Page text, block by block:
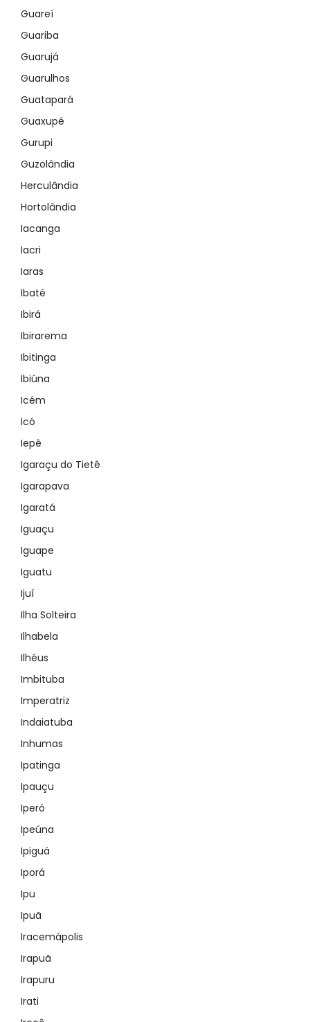
Guareí
Guariba
Guarujá
Guarulhos
Guatapará
Guaxupé
Gurupi
Guzolândia
Herculândia
Hortolândia
Iacanga
Iacri
Iaras
Ibaté
Ibirá
Ibirarema
Ibitinga
Ibiúna
Icém
Icó
Iepê
Igaraçu do Tietê
Igarapava
Igaratá
Iguaçu
Iguape
Iguatu
Ijuí
Ilha Solteira
Ilhabela
Ilhéus
Imbituba
Imperatriz
Indaiatuba
Inhumas
Ipatinga
Ipauçu
Iperó
Ipeúna
Ipiguá
Iporá
Ipu
Ipuã
Iracemápolis
Irapuã
Irapuru
Irati